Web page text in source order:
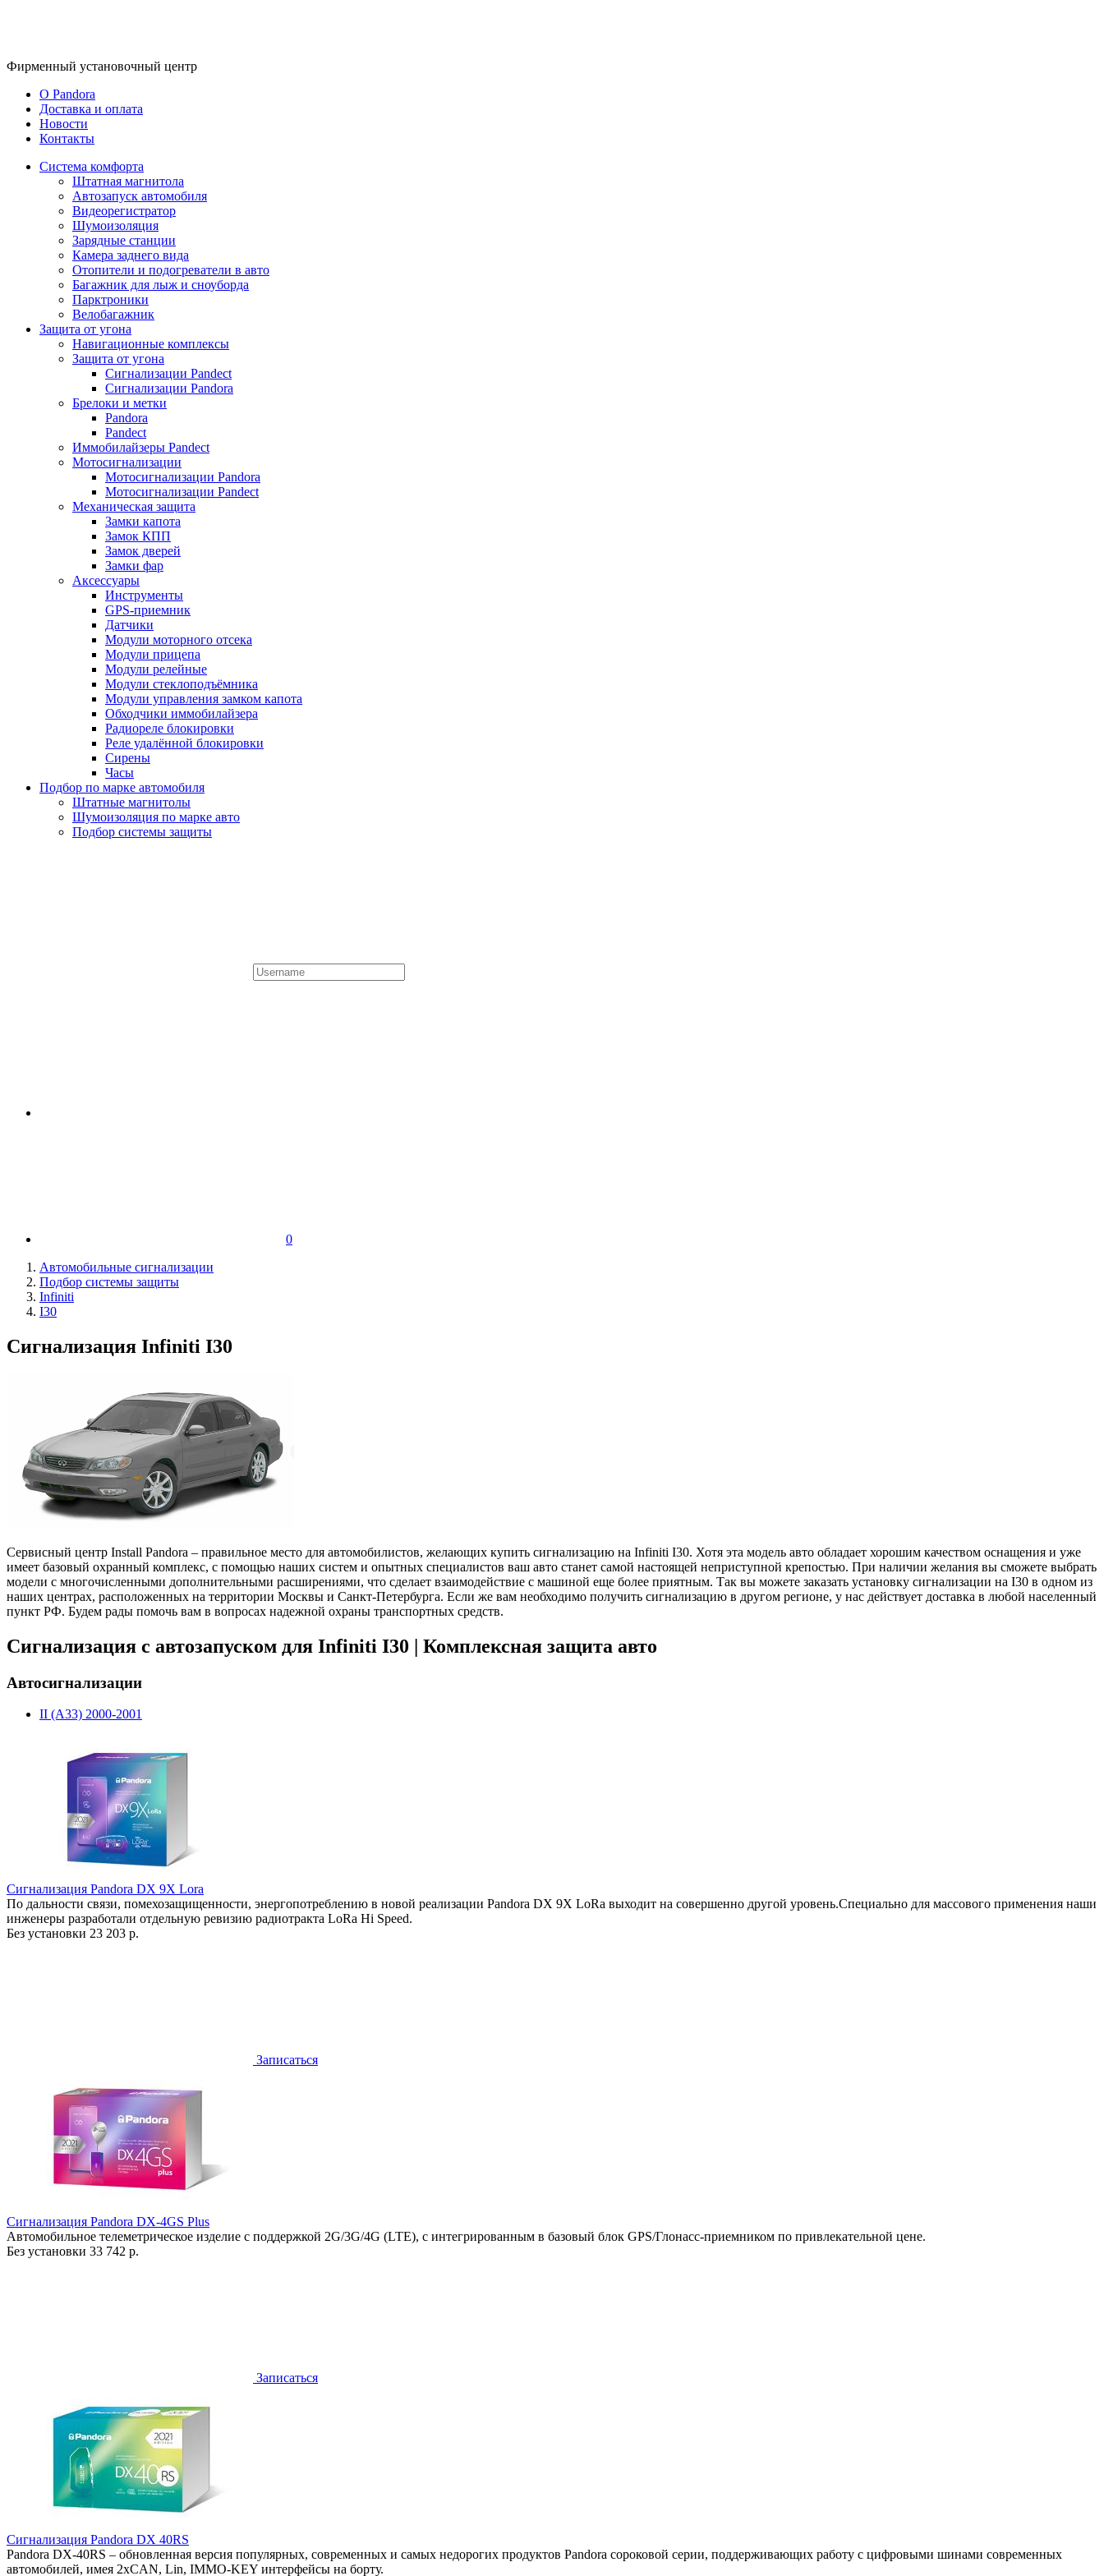
Фирменный установочный центр
O Pandora
Доставка и оплата
Новости
Контакты
Система комфорта
Штатная магнитола
Автозапуск автомобиля
Видеорегистратор
Шумоизоляция
Зарядные станции
Камера заднего вида
Отопители и подогреватели в авто
Багажник для лыж и сноуборда
Парктроники
Велобагажник
Защита от угона
Навигационные комплексы
Защита от угона
Сигнализации Pandect
Сигнализации Pandora
Брелоки и метки
Pandora
Pandect
Иммобилайзеры Pandect
Мотосигнализации
Мотосигнализации Pandora
Мотосигнализации Pandect
Механическая защита
Замки капота
Замок КПП
Замок дверей
Замки фар
Аксессуары
Инструменты
GPS-приемник
Датчики
Модули моторного отсека
Модули прицепа
Модули релейные
Модули стеклоподъёмника
Модули управления замком капота
Обходчики иммобилайзера
Радиореле блокировки
Реле удалённой блокировки
Сирены
Часы
Подбор по марке автомобиля
Штатные магнитолы
Шумоизоляция по марке авто
Подбор системы защиты
0
Автомобильные сигнализации
Подбор системы защиты
Infiniti
I30
Сигнализация Infiniti I30
Сервисный центр Install Pandora – правильное место для автомобилистов, желающих купить сигнализацию на Infiniti I30. Хотя эта модель авто обладает хорошим качеством оснащения и уже
имеет базовый охранный комплекс, с помощью наших систем и опытных специалистов ваш авто станет самой настоящей неприступной крепостью. При наличии желания вы сможете выбрать
модели с многочисленными дополнительными расширениями, что сделает взаимодействие с машиной еще более приятным. Так вы можете заказать установку сигнализации на I30 в одном из
наших центрах, расположенных на территории Москвы и Санкт-Петербурга. Если же вам необходимо получить сигнализацию в другом регионе, у нас действует доставка в любой населенный
пункт РФ. Будем рады помочь вам в вопросах надежной охраны транспортных средств.
Сигнализация с автозапуском для Infiniti I30 | Комплексная защита авто
Автосигнализации
II (A33) 2000-2001
Сигнализация Pandora DX 9X Lora
По дальности связи, помехозащищенности, энергопотреблению в новой реализации Pandora DX 9X LoRa выходит на совершенно другой уровень.Специально для массового применения наши
инженеры разработали отдельную ревизию радиотракта LoRa Hi Speed.
Без установки 23 203 р.
Записаться
Сигнализация Pandora DX-4GS Plus
Автомобильное телеметрическое изделие с поддержкой 2G/3G/4G (LTE), с интегрированным в базовый блок GPS/Глонасс-приемником по привлекательной цене.
Без установки 33 742 р.
Записаться
Сигнализация Pandora DX 40RS
Pandora DX-40RS – обновленная версия популярных, современных и самых недорогих продуктов Pandora сороковой серии, поддерживающих работу с цифровыми шинами современных
автомобилей, имея 2хCAN, Lin, IMMO-KEY интерфейсы на борту.